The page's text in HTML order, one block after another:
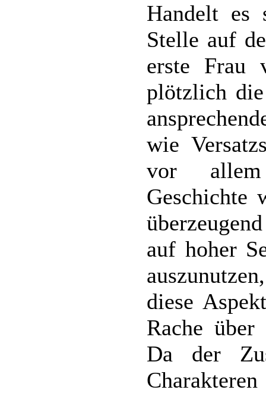
Handelt es
Stelle auf
erste Frau
plötzlich
wie
vor allem
Geschichte
auf hoher
diese
Rache über
Da der